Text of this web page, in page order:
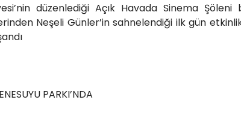
düzenlediği Açık Havada Sinema Şöleni
Neşeli Günler’in sahnelendiği ilk gün
PARKI’NDA